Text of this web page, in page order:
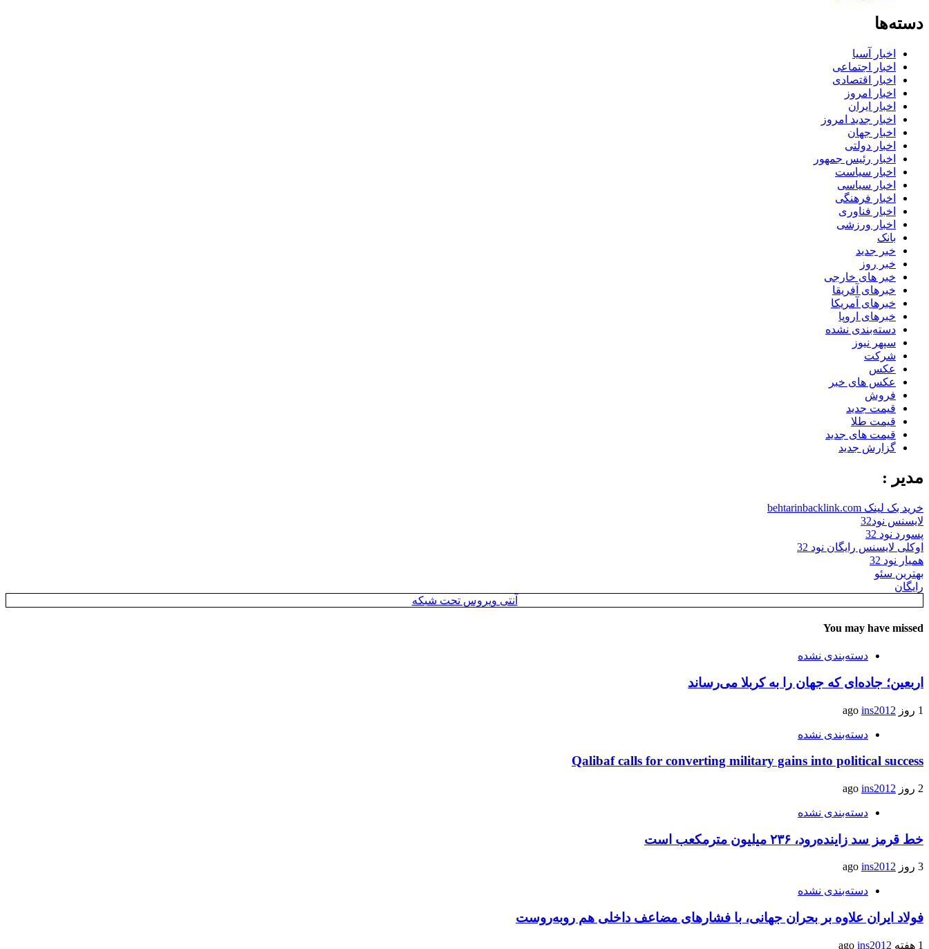
دسته‌ها
اخبار آسیا
اخبار اجتماعی
اخبار اقتصادی
اخبار امروز
اخبار ایران
اخبار جدید امروز
اخبار جهان
اخبار دولتی
اخبار رئیس جمهور
اخبار سیاست
اخبار سیاسی
اخبار فرهنگی
اخبار فناوری
اخبار ورزشی
بانک
خبر جدید
خبر روز
خبر های خارجی
خبرهای آفریقا
خبرهای آمریکا
خبرهای اروپا
دسته‌بندی نشده
سپهر نیوز
شرکت
عکس
عکس های خبر
فروش
قیمت جدید
قیمت طلا
قیمت های جدید
گزارش جدید
مدیر :
خرید بک لینک behtarinbacklink.com
لایسنس نود32
پسورد نود 32
اوکلی لایسنس رایگان نود 32
همیار نود 32
بهترین سئو
رایگان
آنتی ویروس تحت شبکه
You may have missed
دسته‌بندی نشده
اربعین؛ جاده‌ای که جهان را به کربلا می‌رساند
1 روز ago ins2012
دسته‌بندی نشده
Qalibaf calls for converting military gains into political success
2 روز ago ins2012
دسته‌بندی نشده
خط قرمز سد زاینده‌رود، ۲۳۶ میلیون مترمکعب است
3 روز ago ins2012
دسته‌بندی نشده
فولاد ایران علاوه بر بحران جهانی، با فشارهای مضاعف داخلی هم روبه‌روست
1 هفته ago ins2012